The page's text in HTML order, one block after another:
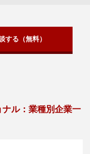
する（無料）
ル：業種別企業一